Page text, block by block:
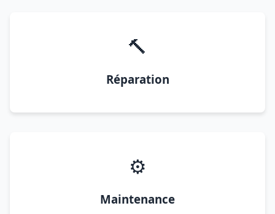
🔨
Réparation
⚙️
Maintenance